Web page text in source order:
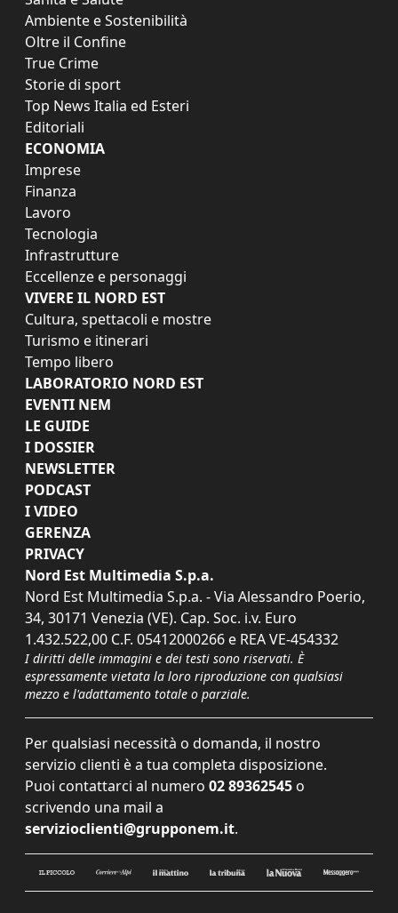
Ambiente e Sostenibilità
Oltre il Confine
True Crime
Storie di sport
Top News Italia ed Esteri
Editoriali
ECONOMIA
Imprese
Finanza
Lavoro
Tecnologia
Infrastrutture
Eccellenze e personaggi
VIVERE IL NORD EST
Cultura, spettacoli e mostre
Turismo e itinerari
Tempo libero
LABORATORIO NORD EST
EVENTI NEM
LE GUIDE
I DOSSIER
NEWSLETTER
PODCAST
I VIDEO
GERENZA
PRIVACY
Nord Est Multimedia S.p.a.
Nord Est Multimedia S.p.a. - Via Alessandro Poerio,
34, 30171 Venezia (VE). Cap. Soc. i.v. Euro
1.432.522,00 C.F. 05412000266 e REA VE-454332
I diritti delle immagini e dei testi sono riservati. È
espressamente vietata la loro riproduzione con qualsiasi
mezzo e l'adattamento totale o parziale.
Per qualsiasi necessità o domanda, il nostro
servizio clienti è a tua completa disposizione.
Puoi contattarci al numero 02 89362545 o
scrivendo una mail a
servizioclienti@grupponem.it.